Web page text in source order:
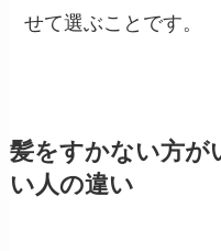
せて選ぶことです。
髪をすかない方が
い人の違い